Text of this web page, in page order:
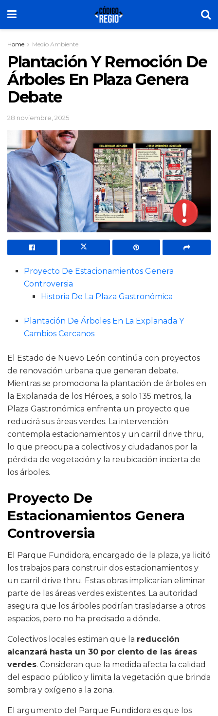
Home Medio Ambiente
Plantación Y Remoción De
Árboles En Plaza Genera
Debate
28 noviembre, 2025
Proyecto De Estacionamientos Genera
Controversia
Historia De La Plaza Gastronómica
Plantación De Árboles En La Explanada Y
Cambios Cercanos
El Estado de Nuevo León continúa con proyectos
de renovación urbana que generan debate.
Mientras se promociona la plantación de árboles en
la Explanada de los Héroes, a solo 135 metros, la
Plaza Gastronómica enfrenta un proyecto que
reducirá sus áreas verdes. La intervención
contempla estacionamientos y un carril drive thru,
lo que preocupa a colectivos y ciudadanos por la
pérdida de vegetación y la reubicación incierta de
los árboles.
Proyecto De
Estacionamientos Genera
Controversia
El Parque Fundidora, encargado de la plaza, ya licitó
los trabajos para construir dos estacionamientos y
un carril drive thru. Estas obras implicarían eliminar
parte de las áreas verdes existentes. La autoridad
asegura que los árboles podrían trasladarse a otros
espacios, pero no ha precisado a dónde.
Colectivos locales estiman que la reducción
alcanzará hasta un 30 por ciento de las áreas
verdes. Consideran que la medida afecta la calidad
del espacio público y limita la vegetación que brinda
sombra y oxígeno a la zona.
El argumento del Parque Fundidora es que los